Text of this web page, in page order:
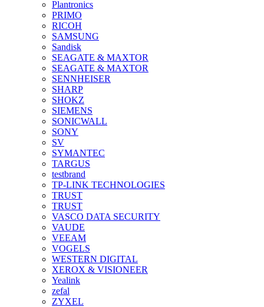
Plantronics
PRIMO
RICOH
SAMSUNG
Sandisk
SEAGATE & MAXTOR
SEAGATE & MAXTOR
SENNHEISER
SHARP
SHOKZ
SIEMENS
SONICWALL
SONY
SV
SYMANTEC
TARGUS
testbrand
TP-LINK TECHNOLOGIES
TRUST
TRUST
VASCO DATA SECURITY
VAUDE
VEEAM
VOGELS
WESTERN DIGITAL
XEROX & VISIONEER
Yealink
zefal
ZYXEL